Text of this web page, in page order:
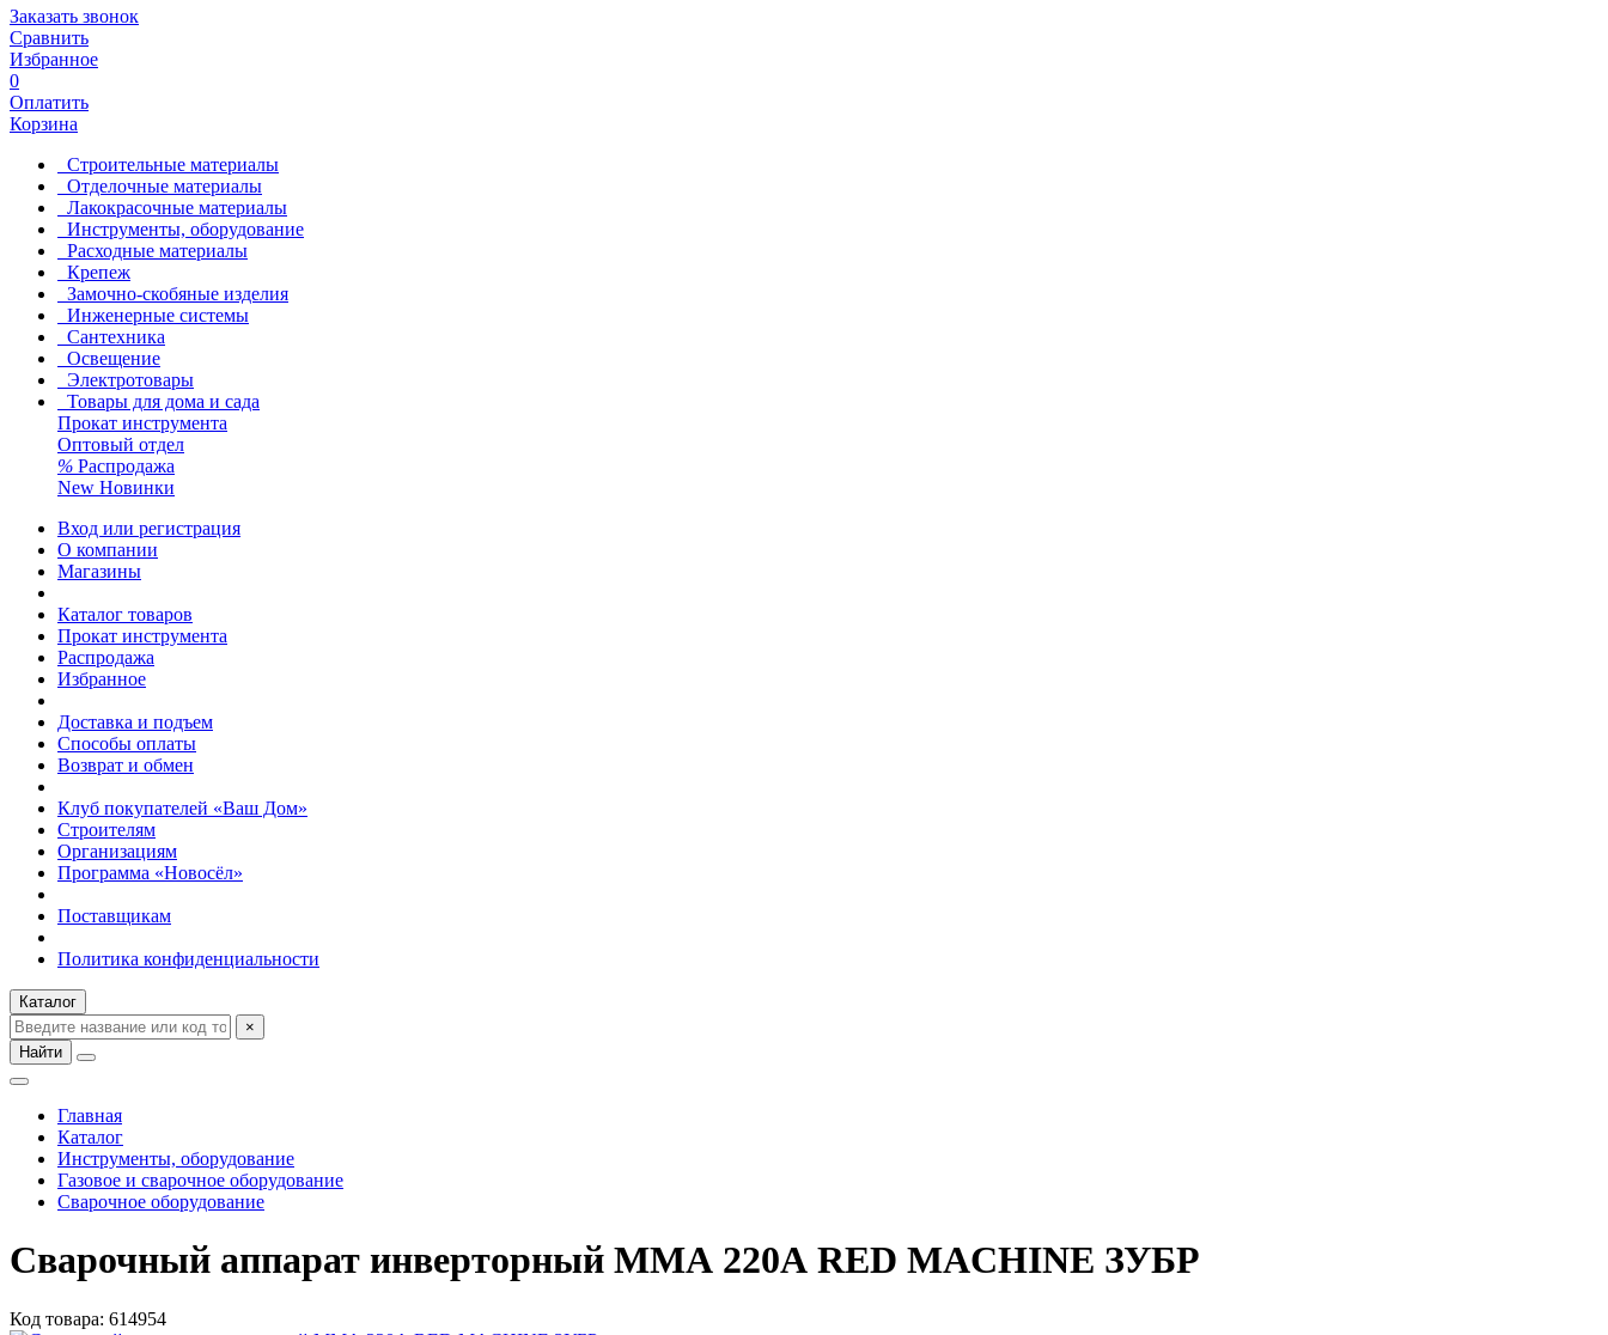
Заказать звонок
Сравнить
Избранное
0
Оплатить
Корзина
Строительные материалы
Отделочные материалы
Лакокрасочные материалы
Инструменты, оборудование
Расходные материалы
Крепеж
Замочно-скобяные изделия
Инженерные системы
Сантехника
Освещение
Электротовары
Товары для дома и сада
Прокат инструмента
Оптовый отдел
% Распродажа
New Новинки
Вход или регистрация
О компании
Магазины
Каталог товаров
Прокат инструмента
Распродажа
Избранное
Доставка и подъем
Способы оплаты
Возврат и обмен
Клуб покупателей «Ваш Дом»
Строителям
Организациям
Программа «Новосёл»
Поставщикам
Политика конфиденциальности
Каталог
×
Найти
Главная
Каталог
Инструменты, оборудование
Газовое и сварочное оборудование
Сварочное оборудование
Сварочный аппарат инверторный ММА 220А RED MACHINE ЗУБР
Код товара: 614954